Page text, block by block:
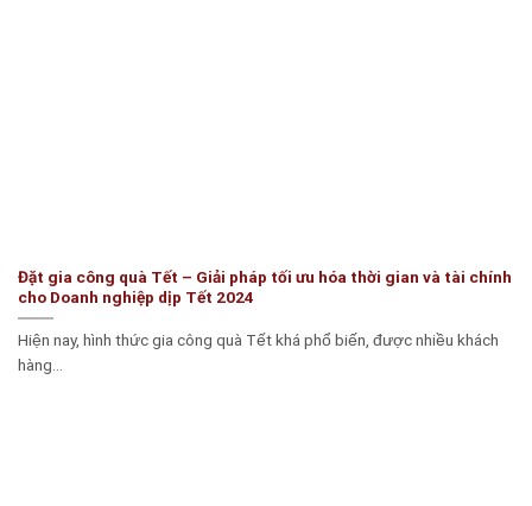
Đặt gia công quà Tết – Giải pháp tối ưu hóa thời gian và tài chính
cho Doanh nghiệp dịp Tết 2024
Hiện nay, hình thức gia công quà Tết khá phổ biến, được nhiều khách
hàng...